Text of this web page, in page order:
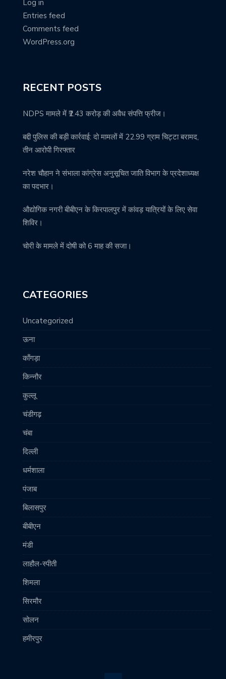
Log in
Entries feed
Comments feed
WordPress.org
RECENT POSTS
NDPS मामले में ₹2.43 करोड़ की अवैध संपत्ति फ्रीज।
बद्दी पुलिस की बड़ी कार्रवाई: दो मामलों में 22.99 ग्राम चिट्टा बरामद,
तीन आरोपी गिरफ्तार
नरेश चौहान ने संभाला कांग्रेस अनुसूचित जाति विभाग के प्रदेशाध्यक्ष
का पदभार।
औद्योगिक नगरी बीबीएन के किरपालपुर में कांवड़ यात्रियों के लिए सेवा
शिविर।
चोरी के मामले में दोषी को 6 माह की सजा।
CATEGORIES
Uncategorized
ऊना
काँगड़ा
किन्नौर
कुल्लू
चंडीगढ़
चंबा
दिल्ली
धर्मशाला
पंजाब
बिलासपुर
बीबीएन
मंडी
लाहौल-स्पीती
शिमला
सिरमौर
सोलन
हमीरपुर